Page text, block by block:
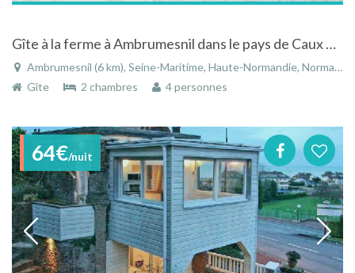
Gîte à la ferme à Ambrumesnil dans le pays de Caux en Seine-Maritime
Ambrumesnil (6 km), Seine-Maritime, Haute-Normandie, Normandie, France
Gîte
2 chambres 4 personnes
64€/nuit